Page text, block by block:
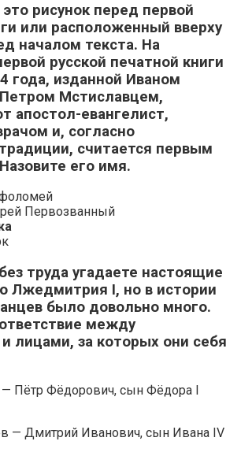
рисунок перед первой
или расположенный вверху
началом текста. На
русской печатной книги
года, изданной Иваном
Мстиславцем,
апостол-евангелист,
и, согласно
считается первым
его имя.
Первозванный
труда угадаете настоящие
Лжедмитрия I, но в истории
было довольно много.
между
лицами, за которых они себя
Пётр Фёдорович, сын Фёдора I
— Дмитрий Иванович, сын Ивана IV